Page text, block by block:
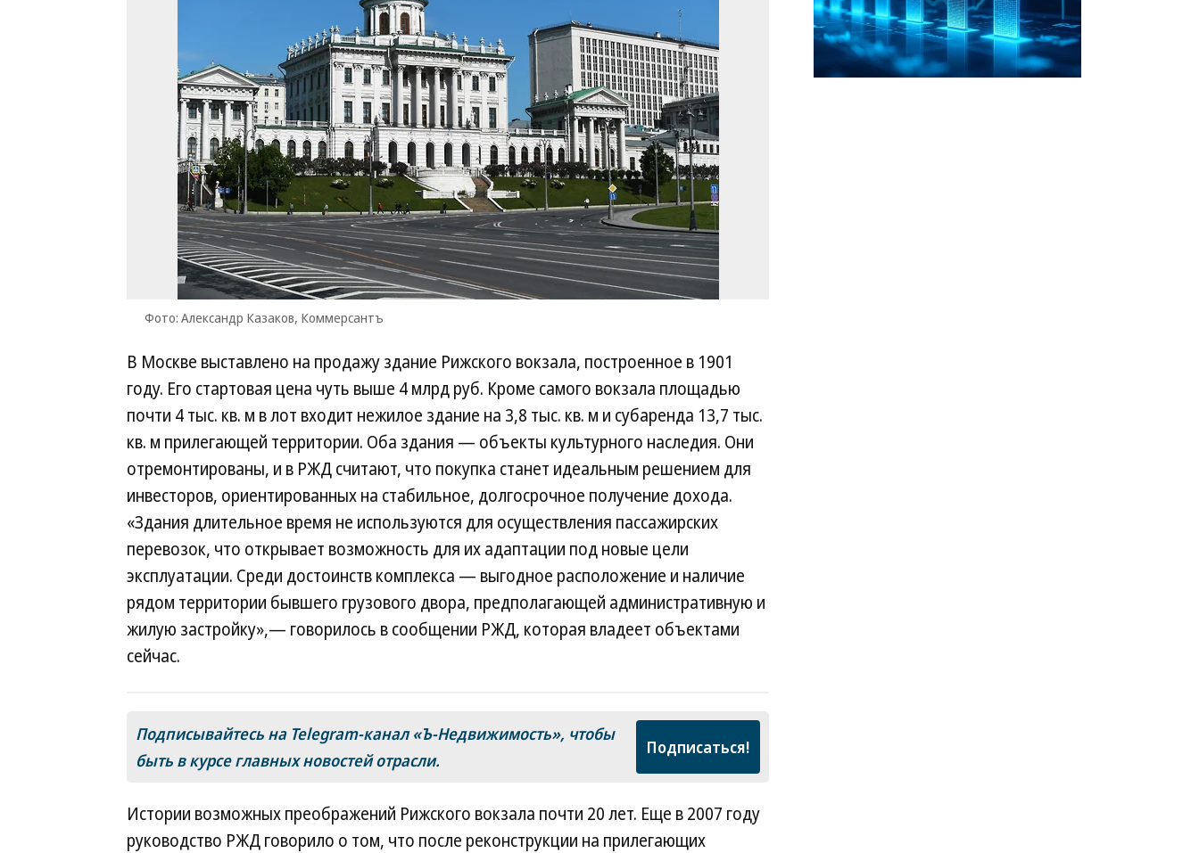
Фото: Александр Казаков, Коммерсантъ
Фото:
Александр
Казаков,
Коммерсантъ
В Москве выставлено на продажу здание Рижского вокзала, построенное в 1901
году. Его стартовая цена чуть выше 4 млрд руб. Кроме самого вокзала площадью
почти 4 тыс. кв. м в лот входит нежилое здание на 3,8 тыс. кв. м и субаренда 13,7 тыс.
кв. м прилегающей территории. Оба здания — объекты культурного наследия. Они
отремонтированы, и в РЖД считают, что покупка станет идеальным решением для
инвесторов, ориентированных на стабильное, долгосрочное получение дохода.
«Здания длительное время не используются для осуществления пассажирских
перевозок, что открывает возможность для их адаптации под новые цели
эксплуатации. Среди достоинств комплекса — выгодное расположение и наличие
рядом территории бывшего грузового двора, предполагающей административную и
жилую застройку»,— говорилось в сообщении РЖД, которая владеет объектами
сейчас.
Подписывайтесь на Telegram-канал «Ъ-Недвижимость», чтобы
быть в курсе главных новостей отрасли.
Подписаться!
Истории возможных преображений Рижского вокзала почти 20 лет. Еще в 2007 году
руководство РЖД говорило о том, что после реконструкции на прилегающих